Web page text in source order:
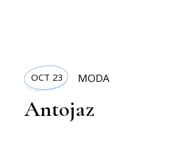
OCT 23 MODA
Antojaz